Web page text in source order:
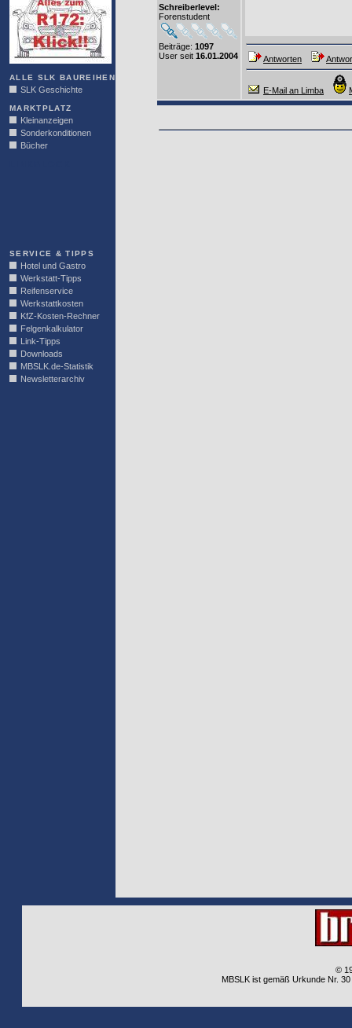
ALLE SLK BAUREIHEN
SLK Geschichte
MARKTPLATZ
Kleinanzeigen
Sonderkonditionen
Bücher
SERVICE & TIPPS
Hotel und Gastro
Werkstatt-Tipps
Reifenservice
Werkstattkosten
KfZ-Kosten-Rechner
Felgenkalkulator
Link-Tipps
Downloads
MBSLK.de-Statistik
Newsletterarchiv
Schreiberlevel:
Forenstudent
Beiträge: 1097
User seit 16.01.2004 Antworten
E-Mail an Limba
©
MBSLK ist gemäß Urkunde Nr.